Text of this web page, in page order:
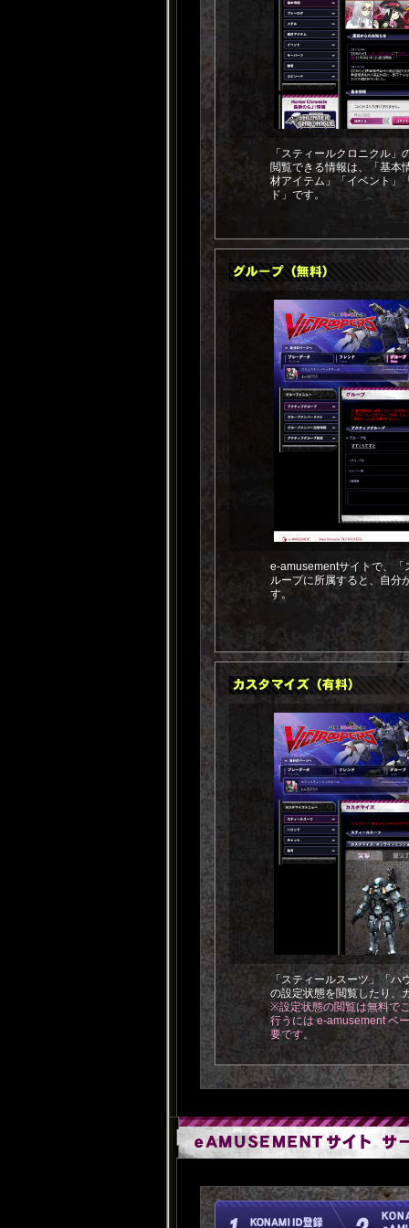
「スティールクロニクル
閲覧できる情報は、「基本
材アイテム」「イベント」
ド」です。
e-amusementサイトで、「
ループに所属すると、自分
す。
「スティールスーツ」「
の設定状態を閲覧したり、
※設定状態の閲覧は無料で
行うには e-amusement ベ
要です。